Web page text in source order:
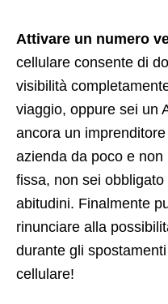
Attivare un numero
cellulare consente di
visibilità
viaggio, oppure sei un
ancora un
azienda da poco e
fissa, non sei
abitudini. Finalmente
rinunciare alla
durante gli
cellulare!